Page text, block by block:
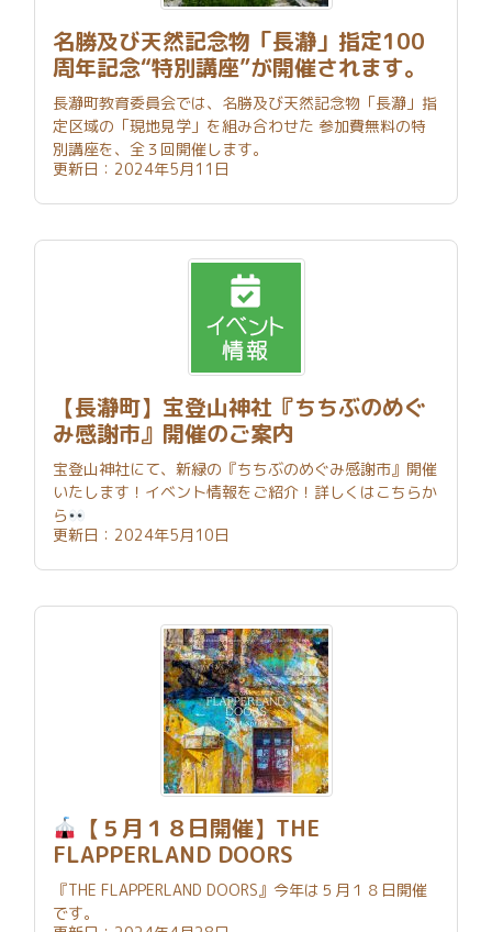
名勝及び天然記念物「長瀞」指定100
周年記念“特別講座”が開催されます。
長瀞町教育委員会では、名勝及び天然記念物「長瀞」指
定区域の「現地見学」を組み合わせた 参加費無料の特
別講座を、全３回開催します。
更新日：2024年5月11日
【長瀞町】宝登山神社『ちちぶのめぐ
み感謝市』開催のご案内
宝登山神社にて、新緑の『ちちぶのめぐみ感謝市』開催
いたします！イベント情報をご紹介！詳しくはこちらか
ら
更新日：2024年5月10日
【５月１８日開催】THE
FLAPPERLAND DOORS
『THE FLAPPERLAND DOORS』今年は５月１８日開催
です。